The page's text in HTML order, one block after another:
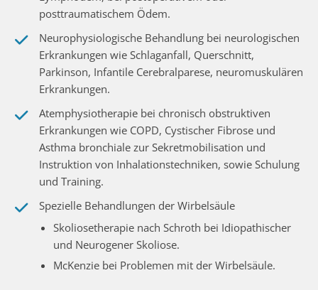
posttraumatischem Ödem.
Neurophysiologische Behandlung bei neurologischen
Erkrankungen wie Schlaganfall, Querschnitt,
Parkinson, Infantile Cerebralparese, neuromuskulären
Erkrankungen.
Atemphysiotherapie bei chronisch obstruktiven
Erkrankungen wie COPD, Cystischer Fibrose und
Asthma bronchiale zur Sekretmobilisation und
Instruktion von Inhalationstechniken, sowie Schulung
und Training.
Spezielle Behandlungen der Wirbelsäule
Skoliosetherapie nach Schroth bei Idiopathischer
und Neurogener Skoliose.
McKenzie bei Problemen mit der Wirbelsäule.